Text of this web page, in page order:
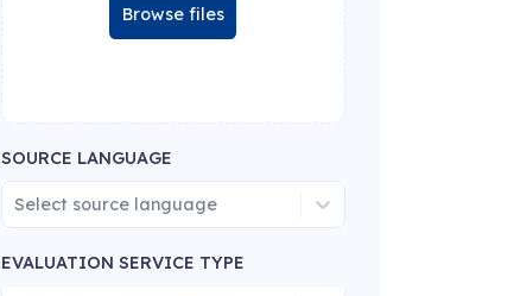
Browse files
SOURCE LANGUAGE
Select source language
EVALUATION SERVICE TYPE